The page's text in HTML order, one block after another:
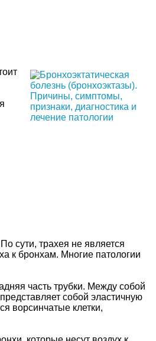
сути, трахея не является
к бронхам. Многие патологии
часть трубки. Между собой
собой эластичную
ворсинчатые клетки,